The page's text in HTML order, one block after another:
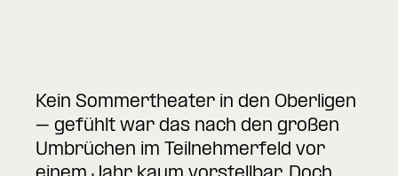
Kein Sommertheater in den Oberligen
– gefühlt war das nach den großen
Umbrüchen im Teilnehmerfeld vor